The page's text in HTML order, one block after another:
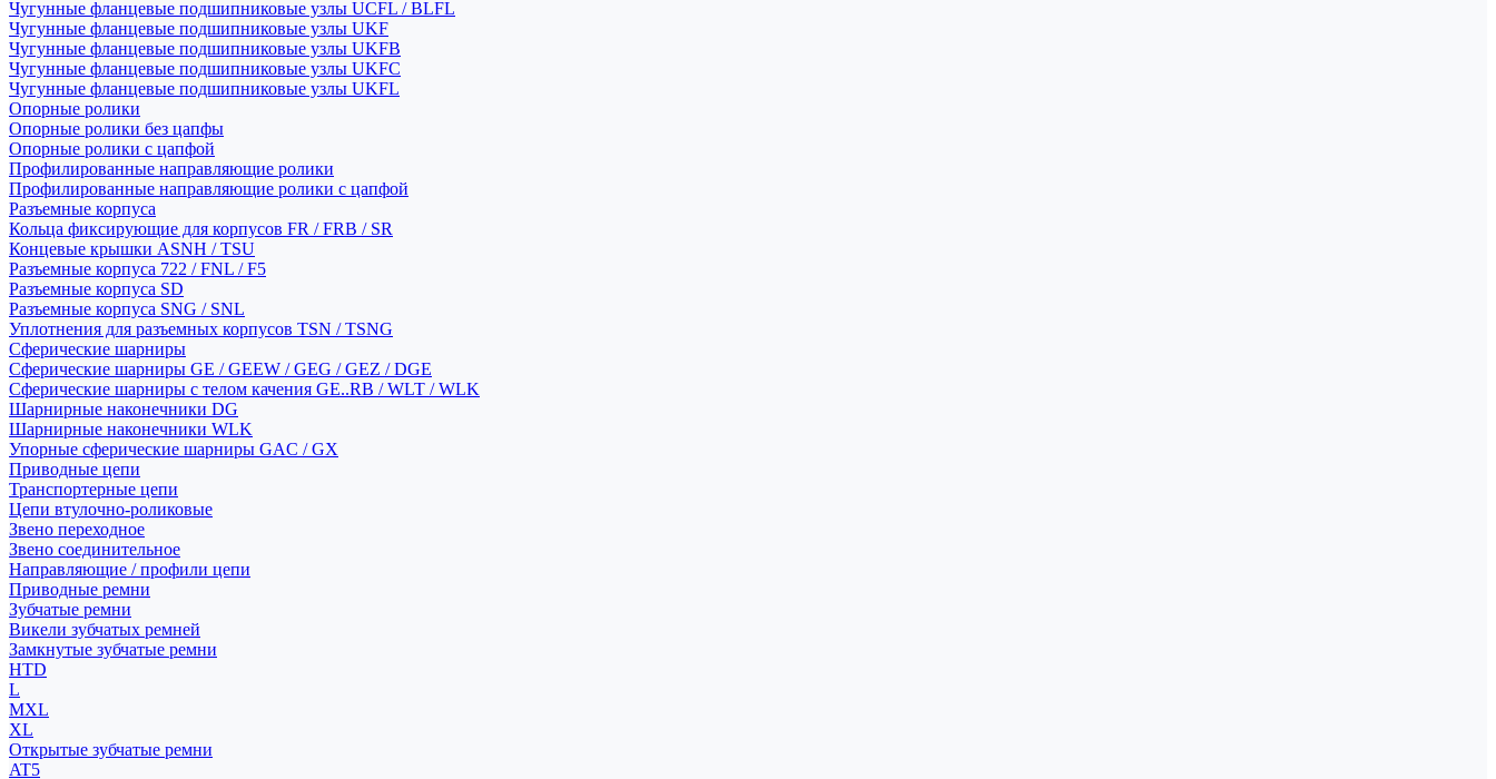
Чугунные фланцевые подшипниковые узлы UCFL / BLFL
Чугунные фланцевые подшипниковые узлы UKF
Чугунные фланцевые подшипниковые узлы UKFB
Чугунные фланцевые подшипниковые узлы UKFC
Чугунные фланцевые подшипниковые узлы UKFL
Опорные ролики
Опорные ролики без цапфы
Опорные ролики с цапфой
Профилированные направляющие ролики
Профилированные направляющие ролики с цапфой
Разъемные корпуса
Кольца фиксирующие для корпусов FR / FRB / SR
Концевые крышки ASNH / TSU
Разъемные корпуса 722 / FNL / F5
Разъемные корпуса SD
Разъемные корпуса SNG / SNL
Уплотнения для разъемных корпусов TSN / TSNG
Сферические шарниры
Сферические шарниры GE / GEEW / GEG / GEZ / DGE
Сферические шарниры с телом качения GE..RB / WLT / WLK
Шарнирные наконечники DG
Шарнирные наконечники WLK
Упорные сферические шарниры GAC / GX
Приводные цепи
Транспортерные цепи
Цепи втулочно-роликовые
Звено переходное
Звено соединительное
Направляющие / профили цепи
Приводные ремни
Зубчатые ремни
Викели зубчатых ремней
Замкнутые зубчатые ремни
HTD
L
MXL
XL
Открытые зубчатые ремни
AT5